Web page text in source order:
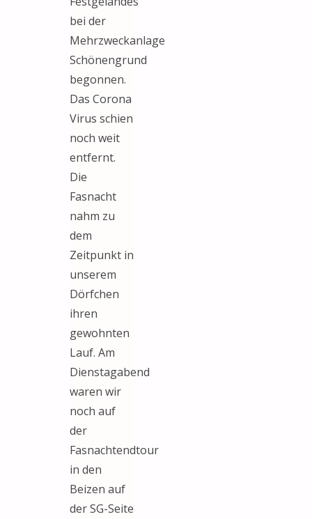
bei der
Mehrzweckanlage
Schönengrund
begonnen.
Das Corona
Virus schien
noch weit
entfernt.
Die
Fasnacht
nahm zu
dem
Zeitpunkt in
unserem
Dörfchen
ihren
gewohnten
Lauf. Am
Dienstagabend
waren wir
noch auf
der
Fasnachtendtour
in den
Beizen auf
der SG-Seite